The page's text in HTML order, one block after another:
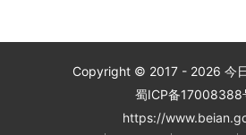
Copyright © 2017 - 2026 今
蜀ICP备17008388
https://